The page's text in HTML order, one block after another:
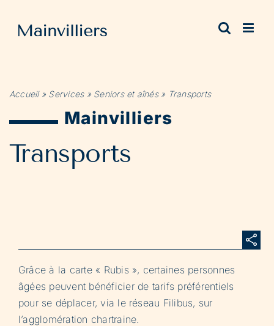
contenu
Accueil» Services» Seniors et aînés» Transports
Mainvilliers
Transports
Grâce à la carte « Rubis », certaines personnes
âgées peuvent bénéficier de tarifs préférentiels
pour se déplacer, via le réseau Filibus, sur
l’agglomération chartraine.